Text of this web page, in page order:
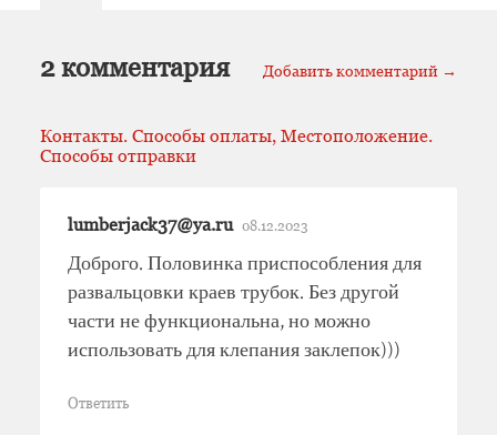
2 комментария Добавить комментарий →
Контакты. Способы оплаты, Местоположение.
Способы отправки
lumberjack37@ya.ru 08.12.2023
Доброго. Половинка приспособления для
развальцовки краев трубок. Без другой
части не функциональна, но можно
использовать для клепания заклепок)))
Ответить